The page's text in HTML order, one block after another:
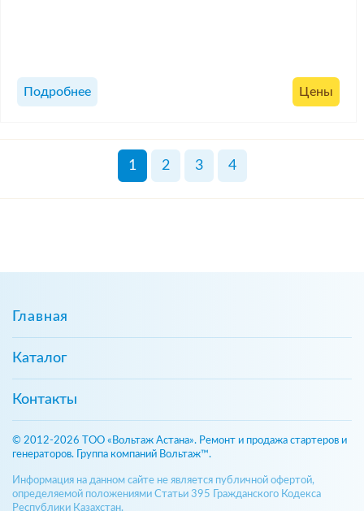
Подробнее Цены
1 2 3 4
Главная
Каталог
Контакты
© 2012-2026 ТОО «Вольтаж Астана». Ремонт и продажа стартеров и
генераторов. Группа компаний Вольтаж™.
Информация на данном сайте не является публичной офертой,
определяемой положениями Статьи 395 Гражданского Кодекса
Республики Казахстан.